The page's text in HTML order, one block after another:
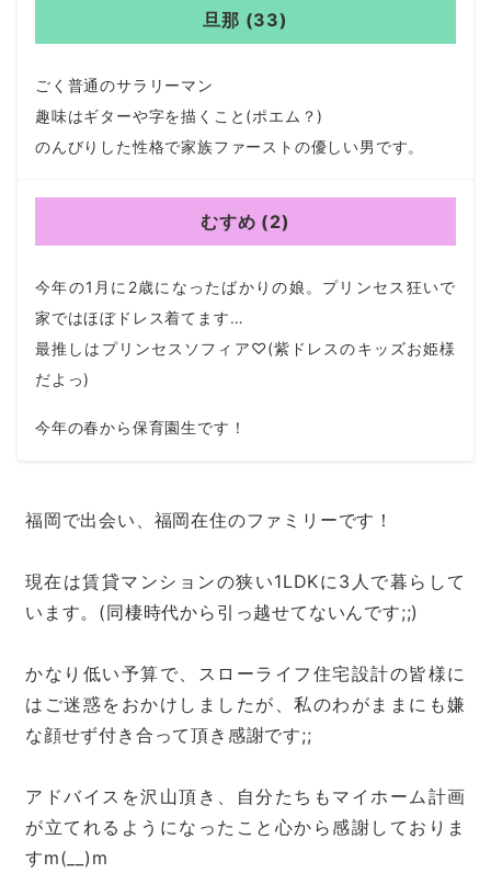
旦那 (33)
ごく普通のサラリーマン
趣味はギターや字を描くこと(ポエム？)
のんびりした性格で家族ファーストの優しい男です。
むすめ (2)
今年の1月に2歳になったばかりの娘。プリンセス狂いで
家ではほぼドレス着てます…
最推しはプリンセスソフィア♡(紫ドレスのキッズお姫様
だよっ)
今年の春から保育園生です！
福岡で出会い、福岡在住のファミリーです！
現在は賃貸マンションの狭い1LDKに3人で暮らして
います。(同棲時代から引っ越せてないんです;;)
かなり低い予算で、スローライフ住宅設計の皆様に
はご迷惑をおかけしましたが、私のわがままにも嫌
な顔せず付き合って頂き感謝です;;
アドバイスを沢山頂き、自分たちもマイホーム計画
が立てれるようになったこと心から感謝しておりま
すm(__)m